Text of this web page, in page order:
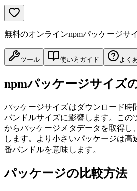
無料のオンラインnpmパッケージサ
ツール 使い方ガイド よく
npmパッケージサイズ
パッケージサイズはダウンロード時
バンドルサイズに影響します。この
からパッケージメタデータを取得し
します。より小さいパッケージは高
番バンドルを意味します。
パッケージの比較方法